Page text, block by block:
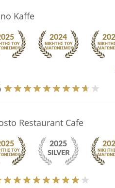
Kaffe
Restaurant Cafe